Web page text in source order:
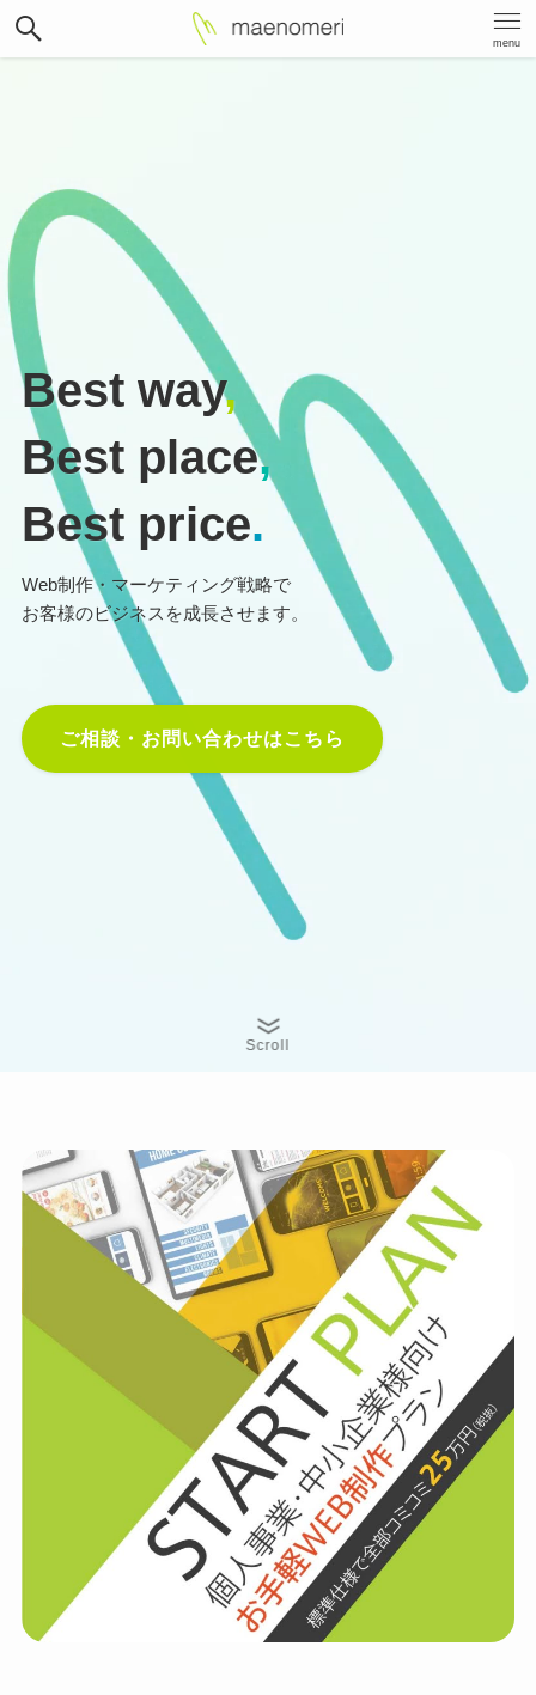
menu
Best way,
Best place,
Best price.
Web制作・マーケティング戦略で
お客様のビジネスを成長させます。
ご相談・お問い合わせはこちら
Scroll